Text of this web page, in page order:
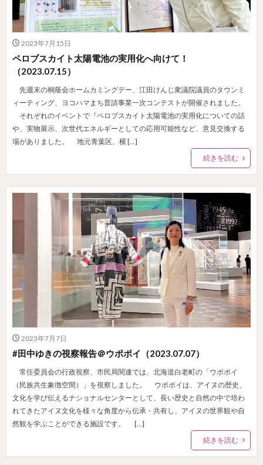
2023年7月15日
ペロブスカイト太陽電池の実用化へ向けて！
（2023.07.15）
先週末の桐蔭会ホームカミングデー、江田けんじ衆議院議員のタウンミ
ィーティング、ヨコハマまち普請事業一次コンテストが開催されました。
それぞれのイベントで『ペロブスカイト太陽電池の実用化についての話
や、実物展示、次世代エネルギーとしての応用可能性など、意見交換する
場がありました。 地元青葉区、横 […]
続きを読む
2023年7月7日
#田中ゆきの視察報告＠ウポポイ（2023.07.07）
常任委員会の行政視察、市民局関連では、北海道白老町の「ウポポイ
（民族共生象徴空間）」を視察しました。 ウポポイは、アイヌの歴史、
文化を学び伝えるナショナルセンターとして、長い歴史と自然の中で培わ
れてきたアイヌ文化を様々な角度から伝承・共有し、アイヌの世界観や自
然観を学ぶことができる施設です。 […]
続きを読む